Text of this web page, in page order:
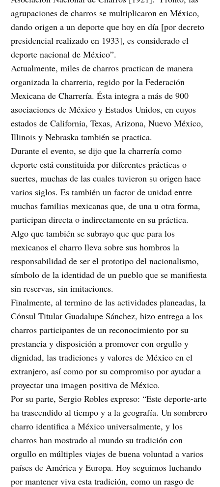
agrupaciones de charros se multiplicaron en México,
dando origen a un deporte que hoy en día [por decreto
presidencial realizado en 1933], es considerado el
deporte nacional de México”.
Actualmente, miles de charros practican de manera
organizada la charreria, regido por la Federación
Mexicana de Charrería. Ésta integra a más de 900
asociaciones de México y Estados Unidos, en cuyos
estados de California, Texas, Arizona, Nuevo México,
Illinois y Nebraska también se practica.
Durante el evento, se dijo que la charrería como
deporte está constituida por diferentes prácticas o
suertes, muchas de las cuales tuvieron su origen hace
varios siglos. Es también un factor de unidad entre
muchas familias mexicanas que, de una u otra forma,
participan directa o indirectamente en su práctica.
Algo que también se subrayo que que para los
mexicanos el charro lleva sobre sus hombros la
responsabilidad de ser el prototipo del nacionalismo,
símbolo de la identidad de un pueblo que se manifiesta
sin reservas, sin imitaciones.
Finalmente, al termino de las actividades planeadas, la
Cónsul Titular Guadalupe Sánchez, hizo entrega a los
charros participantes de un reconocimiento por su
prestancia y disposición a promover con orgullo y
dignidad, las tradiciones y valores de México en el
extranjero, así como por su compromiso por ayudar a
proyectar una imagen positiva de México.
Por su parte, Sergio Robles expreso: “Este deporte-arte
ha trascendido al tiempo y a la geografía. Un sombrero
charro identifica a México universalmente, y los
charros han mostrado al mundo su tradición con
orgullo en múltiples viajes de buena voluntad a varios
países de América y Europa. Hoy seguimos luchando
por mantener viva esta tradición, como un rasgo de